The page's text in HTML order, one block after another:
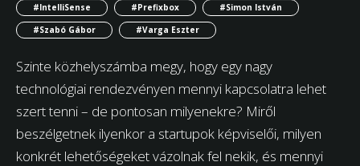
#IntelliSense
#Prefixbox
#Simon István
#Szabó Gábor
#Varga Eszter
Szinte közhelyszámba megy, hogy egy nagy
technológiai rendezvényen mennyi kapcsolatra lehet
szert tenni – de pontosan milyenekre? Miről
beszélgetnek ilyenkor a startupok képviselői, milyen
konkrét lehetőségeket vázolnak fel nekik, és mennyi